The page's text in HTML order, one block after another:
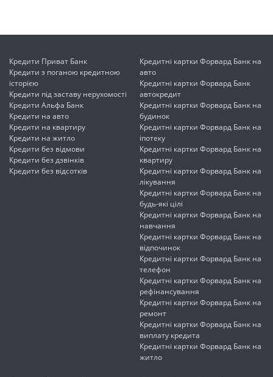
Кредити Приват Банк
Кредити з поганою кредитною
історією
Кредити під заставу нерухомості
Кредити Альфа Банк
Кредити на авто
Кредити на квартиру
Кредити на житло
Кредити без відмови
Кредити без дзвінків
Кредити без відсотків
Кредитні картки Форвард Банк на
авто
Кредитні картки Форвард Банк
автокредит
Кредитні картки Форвард Банк на
будинок
Кредитні картки Форвард Банк на
іпотеку
Кредитні картки Форвард Банк на
квартиру
Кредитні картки Форвард Банк на
лікування
Кредитні картки Форвард Банк на
будь-які цілі
Кредитні картки Форвард Банк на
навчання
Кредитні картки Форвард Банк на
відпочинок
Кредитні картки Форвард Банк на
телефон
Кредитні картки Форвард Банк на
рефінансування
Кредитні картки Форвард Банк на
ремонт
Кредитні картки Форвард Банк на
виплату кредита
Кредитні картки Форвард Банк на
житло